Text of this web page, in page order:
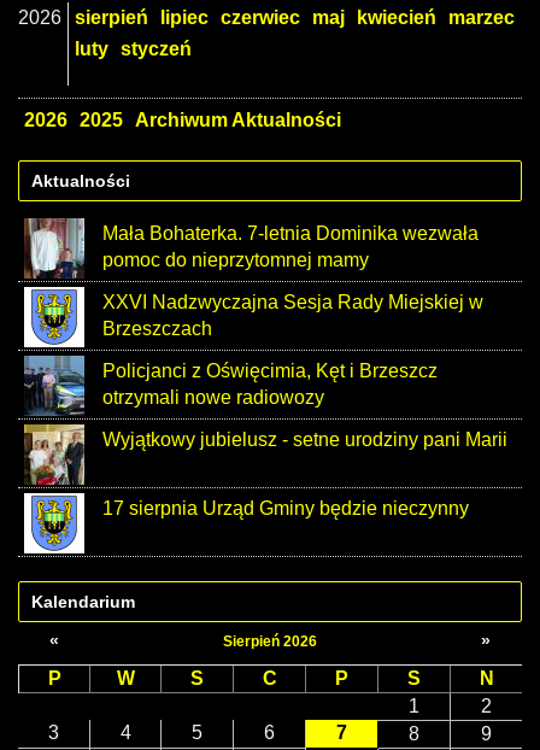
2026 sierpień lipiec czerwiec maj kwiecień
marzec
luty styczeń
2026 2025 Archiwum Aktualności
Aktualności
Mała Bohaterka. 7-letnia Dominika wezwała
pomoc do nieprzytomnej mamy
XXVI Nadzwyczajna Sesja Rady Miejskiej w
Brzeszczach
Policjanci z Oświęcimia, Kęt i Brzeszcz
otrzymali nowe radiowozy
Wyjątkowy jubielusz - setne urodziny pani Marii
17 sierpnia Urząd Gminy będzie nieczynny
Kalendarium
«
Sierpień 2026 »
P W S C P S
N
1
2
3
4 5 6 7 8
9